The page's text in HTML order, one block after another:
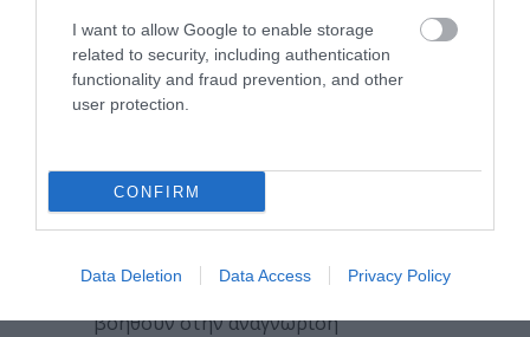
I want to allow Google to enable storage
related to security, including authentication
functionality and fraud prevention, and other
user protection.
CONFIRM
Data Deletion Data Access Privacy Policy
καλοί για χειμερινά αθλήματα, αλλά
μόνο για την συννεφιά. Αν είστε ένας
κυνηγός, οι πορτοκαλί φακοί είναι
αντικείμενα σε φωτεινό υπόβαθρο.
• Βιολετί φακοί: είναι καλή επιλογή
πράσινο φόντο. Χαλκόχρωμοι φακοί:
βοηθούν στην αναγνώριση